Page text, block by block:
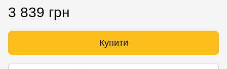
3 839 грн
Купити